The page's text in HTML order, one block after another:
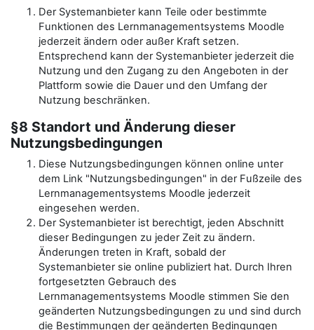
Der Systemanbieter kann Teile oder bestimmte
Funktionen des Lernmanagementsystems Moodle
jederzeit ändern oder außer Kraft setzen.
Entsprechend kann der Systemanbieter jederzeit die
Nutzung und den Zugang zu den Angeboten in der
Plattform sowie die Dauer und den Umfang der
Nutzung beschränken.
§8 Standort und Änderung dieser
Nutzungsbedingungen
Diese Nutzungsbedingungen können online unter
dem Link "Nutzungsbedingungen" in der Fußzeile des
Lernmanagementsystems Moodle jederzeit
eingesehen werden.
Der Systemanbieter ist berechtigt, jeden Abschnitt
dieser Bedingungen zu jeder Zeit zu ändern.
Änderungen treten in Kraft, sobald der
Systemanbieter sie online publiziert hat. Durch Ihren
fortgesetzten Gebrauch des
Lernmanagementsystems Moodle stimmen Sie den
geänderten Nutzungsbedingungen zu und sind durch
die Bestimmungen der geänderten Bedingungen